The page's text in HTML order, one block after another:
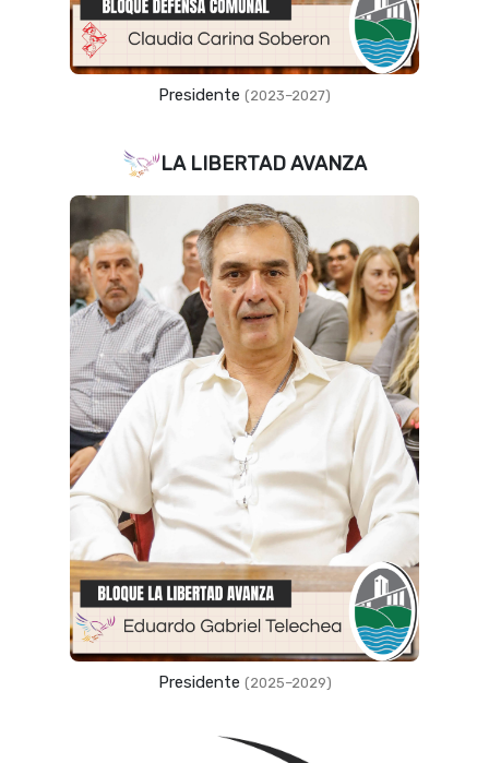
Presidente (2023–2027)
LA LIBERTAD AVANZA
Presidente (2025–2029)